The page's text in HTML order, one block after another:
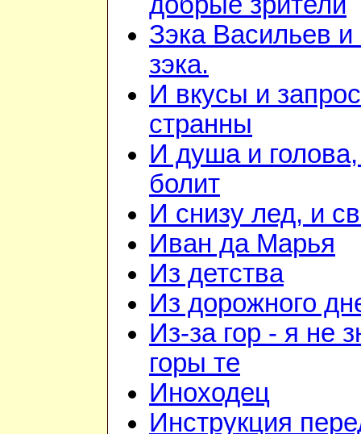
Зэка Васильев
зэка.
И вкусы и
странны
И душа и
болит
И снизу лед, и
Иван да Марья
Из детства
Из дорожного
Из-за гор - я не
горы те
Иноходец
Инструкция